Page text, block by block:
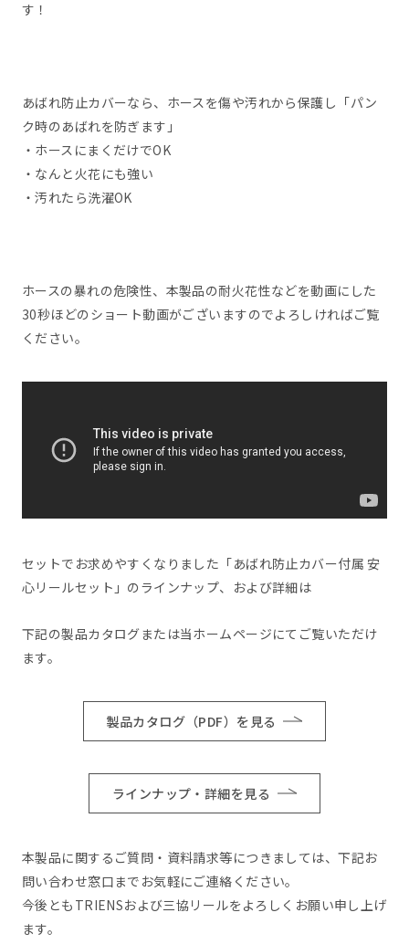
す！
あばれ防止カバーなら、ホースを傷や汚れから保護し「パン
ク時のあばれを防ぎます」
・ホースにまくだけでOK
・なんと火花にも強い
・汚れたら洗濯OK
ホースの暴れの危険性、本製品の耐火花性などを動画にした
30秒ほどのショート動画がございますのでよろしければご覧
ください。
セットでお求めやすくなりました「あばれ防止カバー付属 安
心リールセット」のラインナップ、および詳細は
下記の製品カタログまたは当ホームページにてご覧いただけ
ます。
製品カタログ（PDF）を見る
ラインナップ・詳細を見る
本製品に関するご質問・資料請求等につきましては、下記お
問い合わせ窓口までお気軽にご連絡ください。
今後ともTRIENSおよび三協リールをよろしくお願い申し上げ
ます。